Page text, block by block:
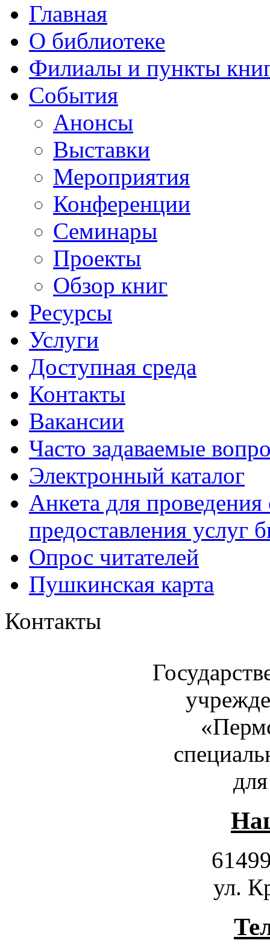
Главная
О библиотеке
Филиалы и пункты
События
Анонсы
Выставки
Мероприятия
Конференции
Семинары
Проекты
Обзор книг
Ресурсы
Услуги
Доступная среда
Контакты
Вакансии
Часто задаваемые
Электронный каталог
Анкета для проведения
предоставления услуг
Опрос читателей
Пушкинская карта
Контакты
ул.